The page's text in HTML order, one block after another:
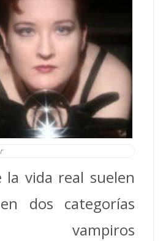
la vida real suelen
dos categorías
vampiros